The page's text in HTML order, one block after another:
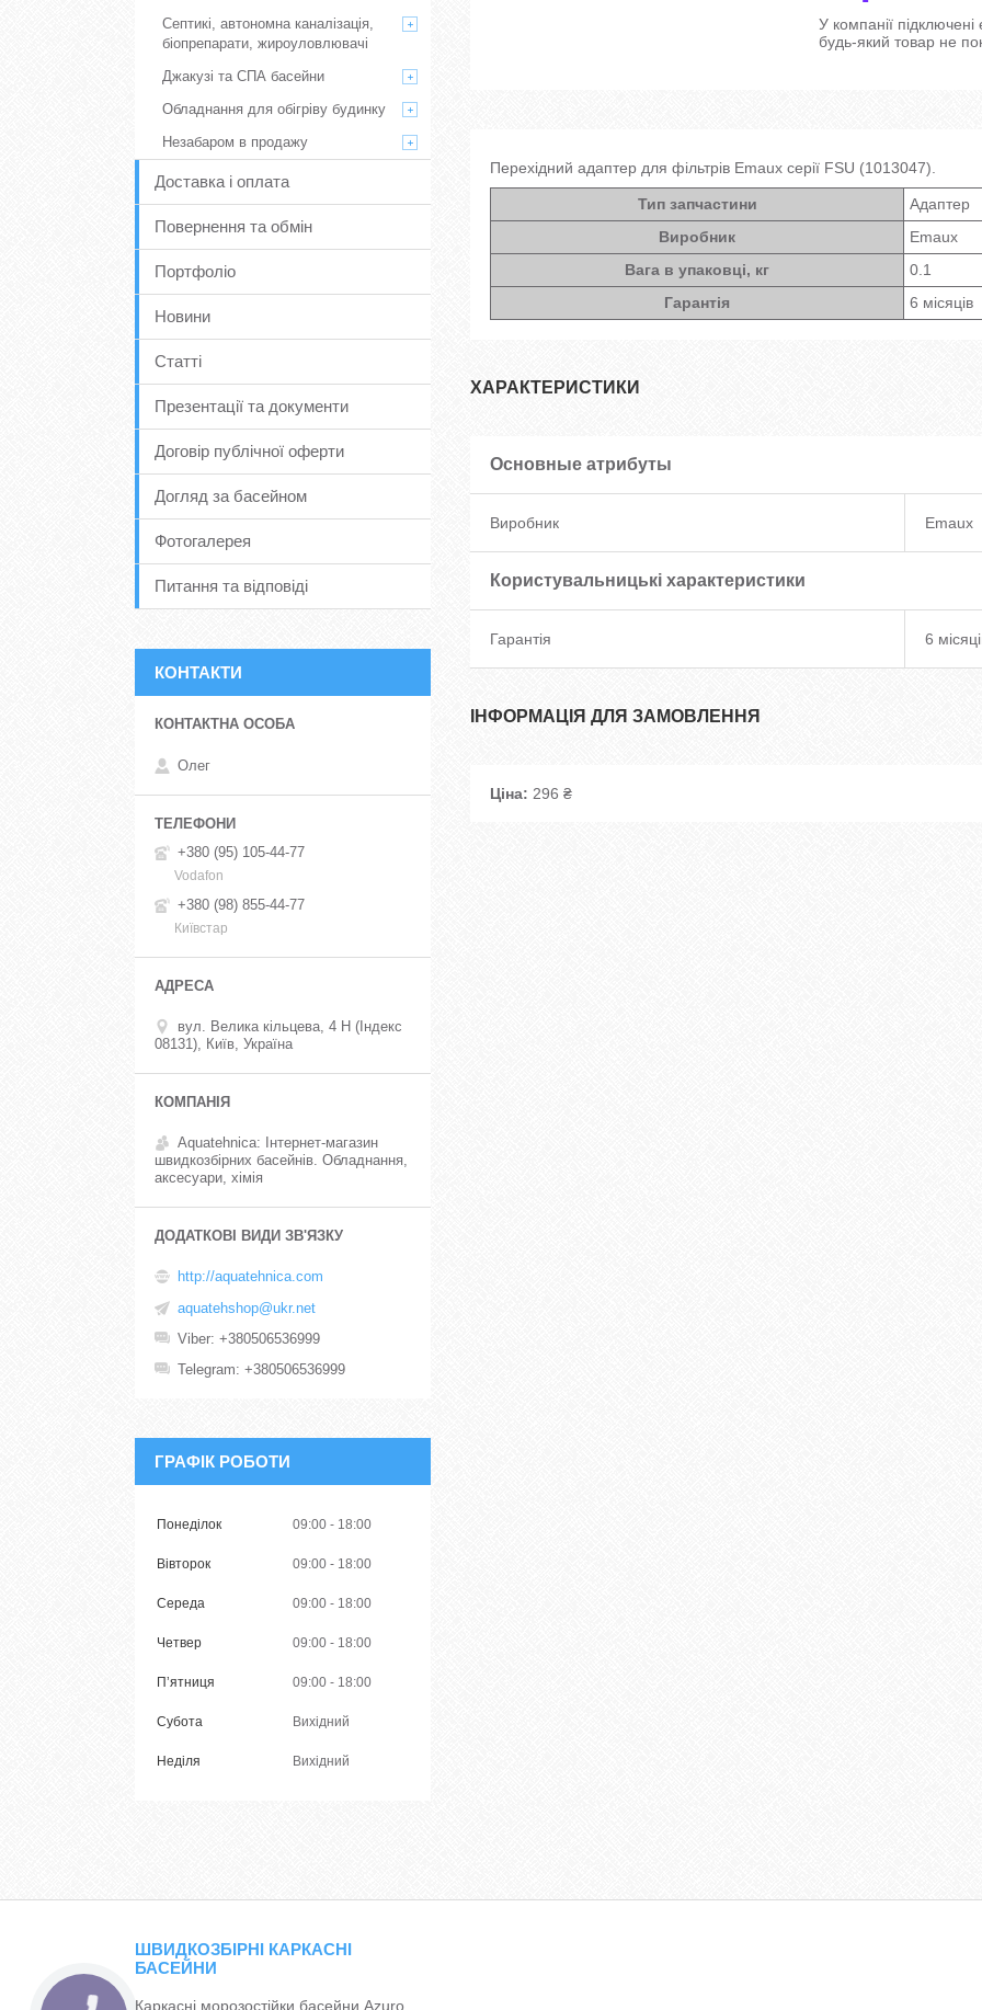
У компанії
будь-який товар не
Перехідний адаптер для фільтрів Emaux серії FSU (1013047).
Тип запчастини
Адаптер
Виробник
Emaux
Вага в упаковці, кг
0.1
Гарантія
6 місяців
ХАРАКТЕРИСТИКИ
Основные атрибуты
Виробник Emaux
Користувальницькі характеристики
Гарантія 6
ІНФОРМАЦІЯ ДЛЯ ЗАМОВЛЕННЯ
Ціна: 296 ₴
Септикі, автономна каналізація,
біопрепарати, жироуловлювачі
Джакузі та СПА басейни
Обладнання для обігріву будинку
Незабаром в продажу
Доставка і оплата
Повернення та обмін
Портфоліо
Новини
Статті
Презентації та документи
Договір публічної оферти
Догляд за басейном
Фотогалерея
Питання та відповіді
КОНТАКТИ
Олег
+380 (95) 105-44-77
Vodafon
+380 (98) 855-44-77
Київстар
вул. Велика кільцева, 4 Н (Індекс
08131), Київ, Україна
Aquatehnica: Інтернет-магазин
швидкозбірних басейнів. Обладнання,
аксесуари, хімія
http://aquatehnica.com
aquatehshop@ukr.net
Viber +380506536999
Telegram +380506536999
ГРАФІК РОБОТИ
Понеділок 09:00 18:00
Вівторок 09:00 18:00
Середа 09:00 18:00
Четвер 09:00 18:00
Пʼятниця 09:00 18:00
Субота Вихідний
Неділя Вихідний
ШВИДКОЗБІРНІ КАРКАСНІ
БАСЕЙНИ
Каркасні морозостійки басейни Azuro